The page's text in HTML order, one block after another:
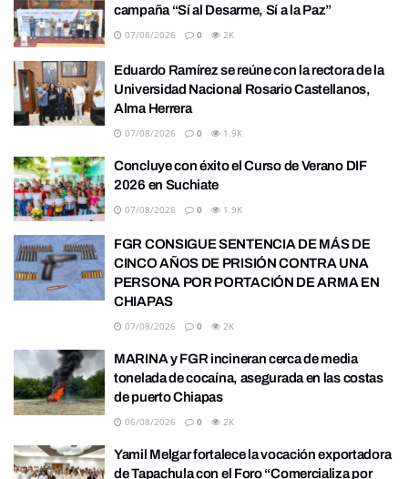
campaña “Sí al Desarme, Sí a la Paz”
07/08/2026 0 2K
Eduardo Ramírez se reúne con la rectora de la
Universidad Nacional Rosario Castellanos,
Alma Herrera
07/08/2026 0 1.9K
Concluye con éxito el Curso de Verano DIF
2026 en Suchiate
07/08/2026 0 1.9K
FGR CONSIGUE SENTENCIA DE MÁS DE
CINCO AÑOS DE PRISIÓN CONTRA UNA
PERSONA POR PORTACIÓN DE ARMA EN
CHIAPAS
07/08/2026 0 2K
MARINA y FGR incineran cerca de media
tonelada de cocaína, asegurada en las costas
de puerto Chiapas
06/08/2026 0 2K
Yamil Melgar fortalece la vocación exportadora
de Tapachula con el Foro “Comercializa por